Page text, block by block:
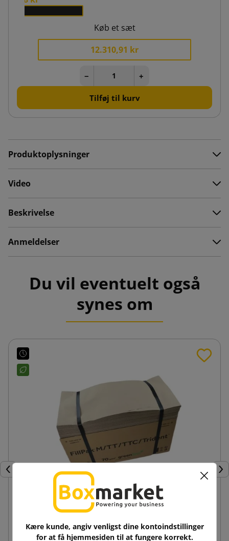
Køb et sæt
12.310,91 kr
− +
Tilføj til kurv
Produktoplysninger
Video
Beskrivelse
Anmeldelser
Du vil eventuelt også
synes om
Forrige
Papirfyld til pakker GreenLine 70g - Fanfold
380mm x 360mb
Kære kunde, angiv venligst dine kontoindstillinger
for at få hjemmesiden til at fungere korrekt.